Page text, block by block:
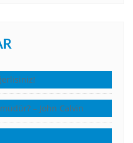
– John Calvin